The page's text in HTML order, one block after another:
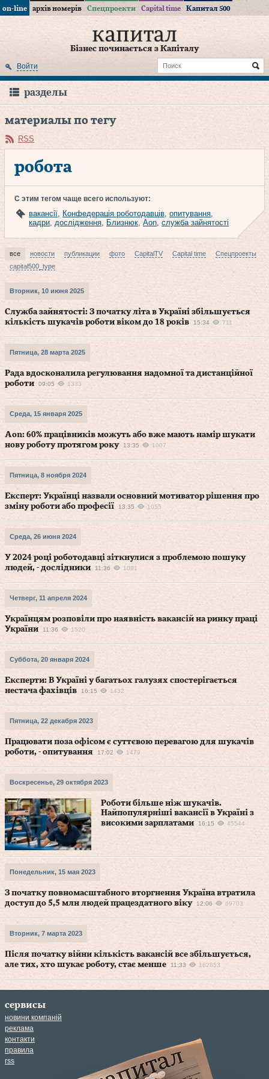
on-line архів номерів Спецпроекти Capital time Капитал 500
Бізнес починається з Капіталу
Войти
разделы
материалы по тегу
RSS
робота
С этим тегом чаще всего используют:
вакансії, Конфедерація роботодавців, опитування,
кадри, дослідження, Близнюк, Aon, служба зайнятості
все новости публикации фото CapitalTV Capital time
Спецпроекты
capital500_type
Вторник, 10 июня 2025
Служба зайнятості: З початку літа в Україні збільшується
кількість шукачів роботи віком до 18 років
15:34 711
Пятница, 28 марта 2025
Рада вдосконалила регулювання надомної та дистанційної
роботи
09:05 1333
Среда, 15 января 2025
Aon: 60% працівників можуть або вже мають намір шукати
нову роботу протягом року
13:35 1007
Пятница, 8 ноября 2024
Експерт: Українці назвали основний мотиватор рішення про
зміну роботи або професії
13:35 1055
Среда, 26 июня 2024
У 2024 році роботодавці зіткнулися з проблемою пошуку
людей, - дослідники
11:36 1091
Четверг, 11 апреля 2024
Українцям розповіли про наявність вакансій на ринку праці
України
11:36 1520
Суббота, 20 января 2024
Експерти: В Україні у багатьох галузях спостерігається
нестача фахівців
16:15 1432
Пятница, 22 декабря 2023
Працювати поза офісом є суттєвою перевагою для шукачів
роботи, - опитування
17:02 1479
Воскресенье, 29 октября 2023
Роботи більше ніж шукачів.
Найпопулярніші вакансії в Україні з
високими зарплатами
16:15 45544
Понедельник, 15 мая 2023
З початку повномасштабного вторгнення Україна втратила
доступ до 5,5 млн людей працездатного віку
12:06 69703
Вторник, 7 марта 2023
Після початку війни кількість вакансій все збільшується,
але тих, хто шукає роботу, стає менше
11:33 162853
сервисы
новини компаній
реклама
контакти
правила
rss